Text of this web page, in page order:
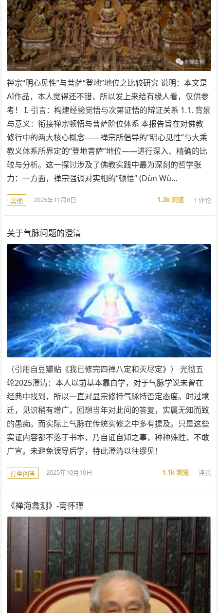
禅宗“明心见性”与菩萨“登地”地位之比较研究 说明：本文是
AI作品，本人觉得还不错，所以发上来给有缘人看，仅供参
考！ I. 引言：构建经验觉悟与次第证悟的辩证关系 1.1. 背景
与意义：衔接禅宗顿悟与菩萨阶位体系 本报告旨在对佛教
修行中的两大核心概念——禅宗所倡导的“明心见性”与大乘
教义体系所界定的“登地菩萨”地位——进行深入、精确的比
较与分析。这一探讨涉及了佛教实践中最为深刻的哲学张
力：一方面，禅宗强调对实相的“顿悟” (Dùn Wù…
其他 2025年11月8日 1.2k浏览 1 评论
关于气脉问题的澄清
（引用自豆瓣贴《我已修完四禅八定和灭尽定》） 光彻五
轮2025澄清：本人以前基本靠自学，对于气脉学说未曾在
经典中找到，所以一直对显宗修持气脉持否定态度。时过境
迁，见识稍有增广，回想当年对此问的答复，实属无知而致
的愚痴。而实际上气脉在传统实修之中多有提及。只是这些
实证内容都不落于书本，乃自证自知之事，种种殊胜，不敢
广宣。未避免误导后学，特此澄清以往缪见！
打坐问答 2025年10月10日 1.1k浏览 评论
《禅海蠡测》-南怀瑾